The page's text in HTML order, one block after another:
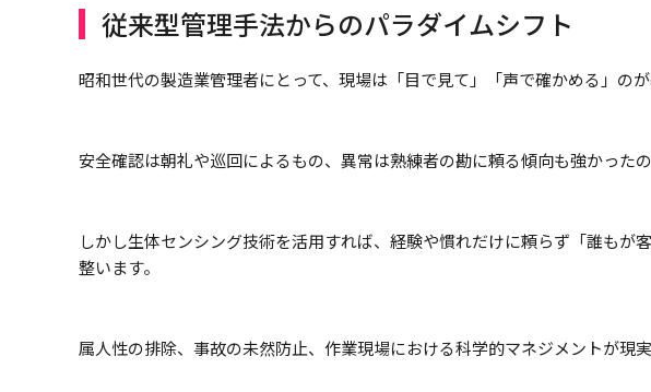
従来型管理手法からのパラダイムシフト
昭和世代の製造業管理者にとって、現場は「目で見て」「声で確かめる」のが
安全確認は朝礼や巡回によるもの、異常は熟練者の勘に頼る傾向も強かったの
しかし生体センシング技術を活用すれば、経験や慣れだけに頼らず「誰もが
整います。
属人性の排除、事故の未然防止、作業現場における科学的マネジメントが現実